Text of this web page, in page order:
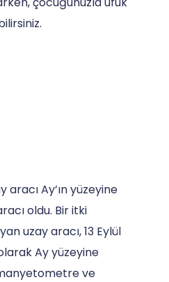
aracı Ay’ın yüzeyine
oldu. Bir itki
uzay aracı, 13 Eylül
Ay yüzeyine
ve